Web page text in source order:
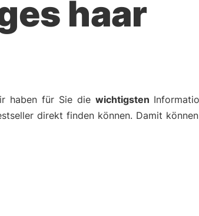
haar
haben für Sie die wichtigsten
direkt finden können. Damit